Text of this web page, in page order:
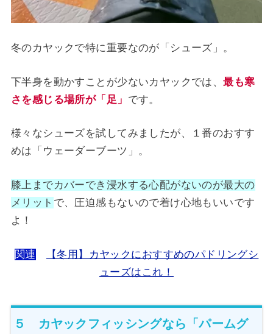
冬のカヤックで特に重要なのが「シューズ」。
下半身を動かすことが少ないカヤックでは、最も寒
さを感じる場所が「足」 です。
様々なシューズを試してみましたが、１番のおすす
めは「ウェーダーブーツ」。
膝上までカバーでき浸水する心配がないのが最大の
メリット で、圧迫感もないので着け心地もいいです
よ！
関連
【冬用】カヤックにおすすめのパドリングシ
ューズはこれ！
５ カヤックフィッシングなら「パームグ